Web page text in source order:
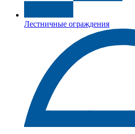
Лестничные ограждения